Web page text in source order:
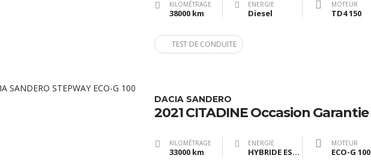
KILOMÉTRAGE
38000 km
ENERGIE
Diesel
MOTEUR
TD4 150
TEST DE CONDUITE
DACIA SANDERO
2021 CITADINE Occasion Garantie
KILOMÉTRAGE
33000 km
ENERGIE
HYBRIDE ESSENCE GPL
MOTEUR
ECO-G 100